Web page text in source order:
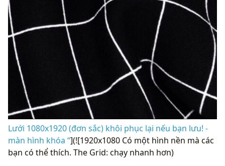
Lưới 1080x1920 (đơn sắc) khôi phục lại nếu bạn lưu! -
màn hình khóa “](![1920x1080 Có một hình nền mà các
bạn có thể thích. The Grid: chạy nhanh hơn)